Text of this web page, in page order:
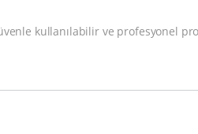
kullanılabilir ve profesyonel